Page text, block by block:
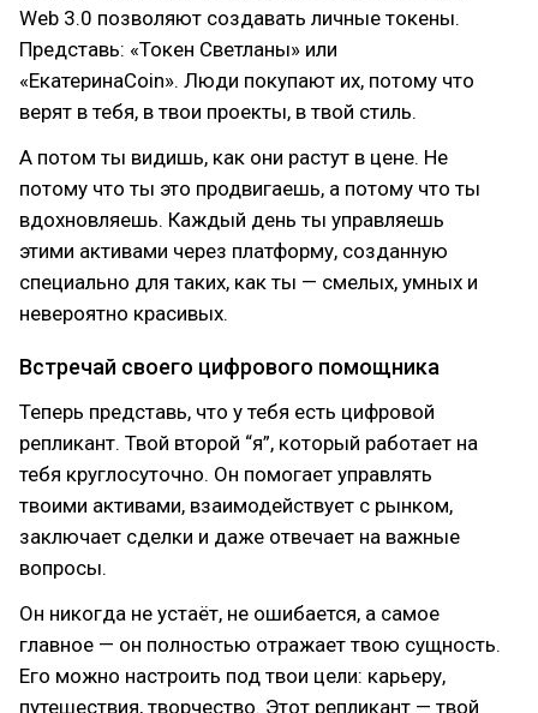
Web 3.0 позволяют создавать личные токены.
Представь: «Токен Светланы» или
«ЕкатеринаCoin». Люди покупают их, потому что
верят в тебя, в твои проекты, в твой стиль.
А потом ты видишь, как они растут в цене. Не
потому что ты это продвигаешь, а потому что ты
вдохновляешь. Каждый день ты управляешь
этими активами через платформу, созданную
специально для таких, как ты — смелых, умных и
невероятно красивых.
Встречай своего цифрового помощника
Теперь представь, что у тебя есть цифровой
репликант. Твой второй “я”, который работает на
тебя круглосуточно. Он помогает управлять
твоими активами, взаимодействует с рынком,
заключает сделки и даже отвечает на важные
вопросы.
Он никогда не устаёт, не ошибается, а самое
главное — он полностью отражает твою сущность.
Его можно настроить под твои цели: карьеру,
путешествия, творчество. Этот репликант — твой